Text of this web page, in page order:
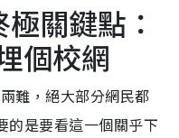
關鍵點：
個校網
難，絕大部分網民都
的是要看這一個關乎下